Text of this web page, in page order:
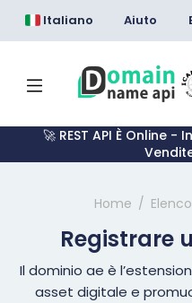
Italiano Aiuto
🚀 REST API È Online -
Home
Registrare
Il dominio ae è
asset digitale e